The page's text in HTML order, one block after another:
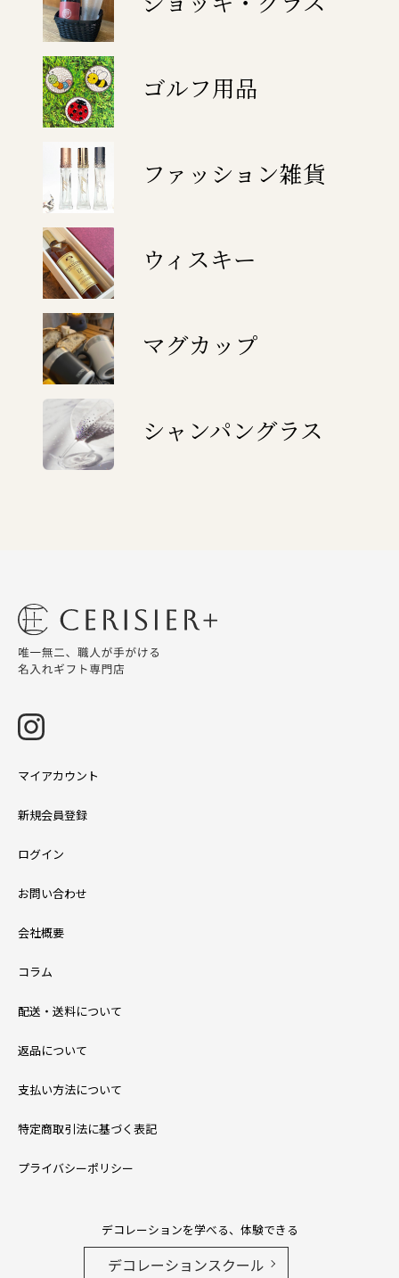
ゴルフ用品
ファッション雑貨
ウィスキー
マグカップ
シャンパングラス
マイアカウント
新規会員登録
ログイン
お問い合わせ
会社概要
コラム
配送・送料について
返品について
支払い方法について
特定商取引法に基づく表記
プライバシーポリシー
デコレーションを学べる、体験できる
デコレーションスクール